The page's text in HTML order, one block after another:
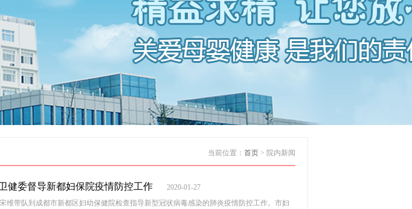
当前位置： 首页 > 院内新闻
委督导新都妇保院疫情防控工作
2020-01-27
维带队到成都市新都区妇幼保健院检查指导新型冠状病毒感染的肺炎疫情防控工作。市妇